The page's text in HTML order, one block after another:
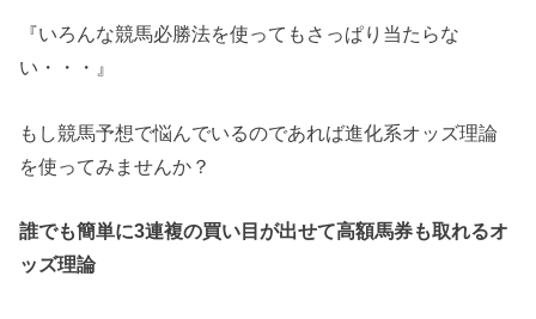
『いろんな競馬必勝法を使ってもさっぱり当たらな
い・・・』
もし競馬予想で悩んでいるのであれば進化系オッズ理論
を使ってみませんか？
誰でも簡単に3連複の買い目が出せて高額馬券も取れるオ
ッズ理論